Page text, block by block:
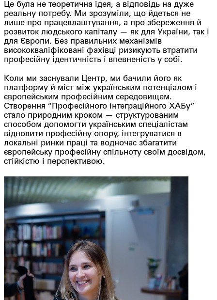
Це була не теоретична ідея, а відповідь на дуже
реальну потребу. Ми зрозуміли, що йдеться не
лише про працевлаштування, а про збереження й
розвиток людського капіталу — як для України, так і
для Європи. Без правильних механізмів
висококваліфіковані фахівці ризикують втратити
професійну ідентичність і впевненість у собі.
Коли ми заснували Центр, ми бачили його як
платформу й міст між українським потенціалом і
європейським професійним середовищем.
Створення “Професійного інтеграційного ХАБу”
стало природним кроком — структурованим
способом допомогти українським спеціалістам
відновити професійну опору, інтегруватися в
локальні ринки праці та водночас збагатити
європейську професійну спільноту своїм досвідом,
стійкістю і перспективою.